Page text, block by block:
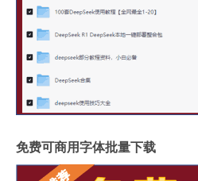
免费可商用字体批量下载